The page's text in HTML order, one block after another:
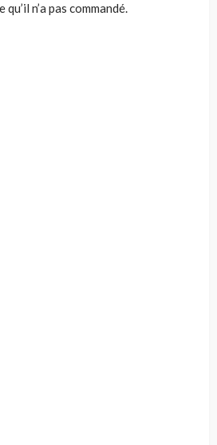
n’a pas commandé.